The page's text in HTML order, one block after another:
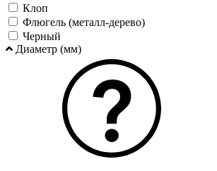
Клоп
Флюгель (металл-дерево)
Черный
Диаметр (мм)